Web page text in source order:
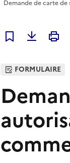
Demande de carte
Ajouter à mes
FORMULAIRE